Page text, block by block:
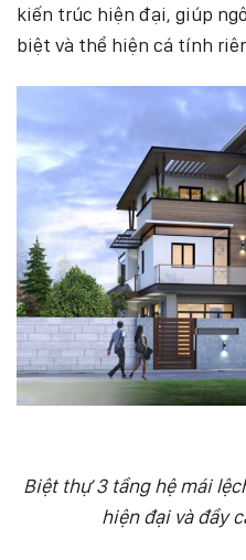
kiến trúc hiện đại, giúp
biệt và thể hiện cá tính
Biệt thự 3 tầng hệ mái
hiện đại và đầy